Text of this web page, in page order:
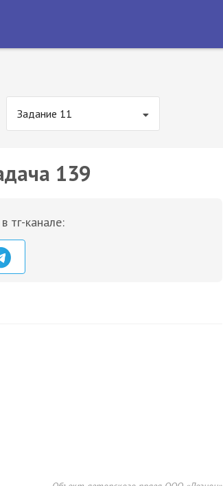
Задание 11
139
тг-канале: